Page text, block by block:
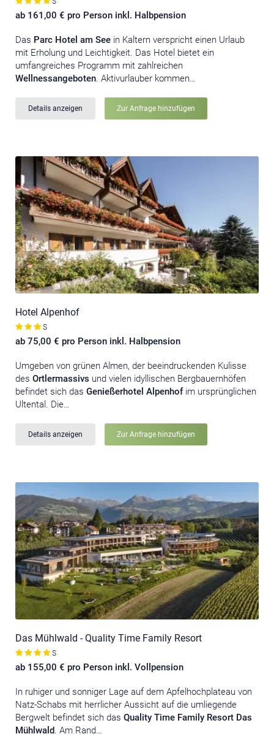
ab 161,00 € pro Person inkl. Halbpension
Das Parc Hotel am See in Kaltern verspricht einen Urlaub
mit Erholung und Leichtigkeit. Das Hotel bietet ein
umfangreiches Programm mit zahlreichen
Wellnessangeboten. Aktivurlauber kommen…
Details anzeigen Zur Anfrage hinzufügen
Hotel Alpenhof
S
ab 75,00 € pro Person inkl. Halbpension
Umgeben von grünen Almen, der beeindruckenden Kulisse
des Ortlermassivs und vielen idyllischen Bergbauernhöfen
befindet sich das Genießerhotel Alpenhof im ursprünglichen
Ultental. Die…
Details anzeigen Zur Anfrage hinzufügen
Das Mühlwald - Quality Time Family Resort
S
ab 155,00 € pro Person inkl. Vollpension
In ruhiger und sonniger Lage auf dem Apfelhochplateau von
Natz-Schabs mit herrlicher Aussicht auf die umliegende
Bergwelt befindet sich das Quality Time Family Resort Das
Mühlwald . Am Rand…